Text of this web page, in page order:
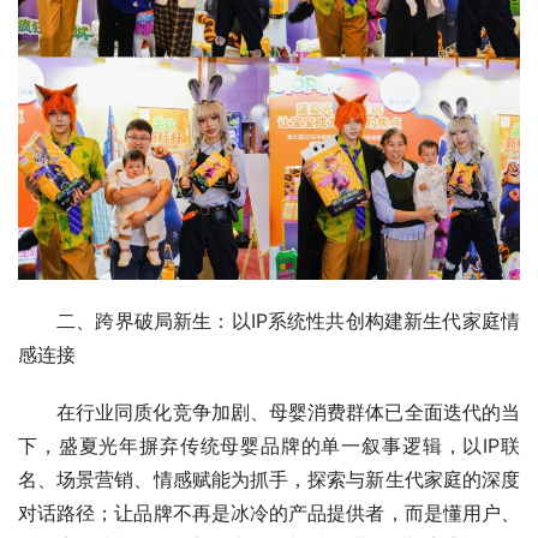
二、跨界破局新生：以IP系统性共创构建新生代家庭情
感连接
在行业同质化竞争加剧、母婴消费群体已全面迭代的当
下，盛夏光年摒弃传统母婴品牌的单一叙事逻辑，以IP联
名、场景营销、情感赋能为抓手，探索与新生代家庭的深度
对话路径；让品牌不再是冰冷的产品提供者，而是懂用户、